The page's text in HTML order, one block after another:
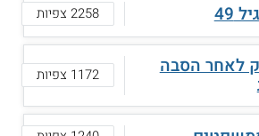
49 2258 צפיות
לאחר הסבה 1172 צפיות